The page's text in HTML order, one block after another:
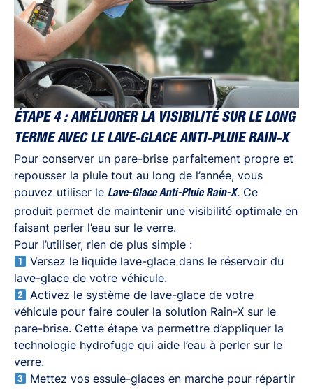
ÉTAPE 4 : AMÉLIORER LA VISIBILITÉ SUR LE LONG
TERME AVEC LE LAVE-GLACE ANTI-PLUIE RAIN-X
Pour conserver un pare-brise parfaitement propre et
repousser la pluie tout au long de l’année, vous
pouvez utiliser le Lave-Glace Anti-Pluie Rain-X. Ce
produit permet de maintenir une visibilité optimale en
faisant perler l’eau sur le verre.
Pour l’utiliser, rien de plus simple :
Versez le liquide lave-glace dans le réservoir du
lave-glace de votre véhicule.
Activez le système de lave-glace de votre
véhicule pour faire couler la solution Rain-X sur le
pare-brise. Cette étape va permettre d’appliquer la
technologie hydrofuge qui aide l’eau à perler sur le
verre.
Mettez vos essuie-glaces en marche pour répartir